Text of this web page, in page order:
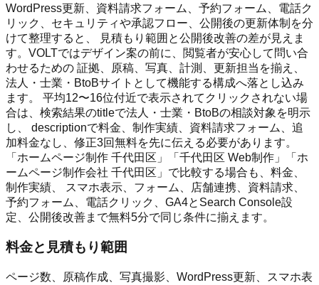
WordPress更新、資料請求フォーム、予約フォーム、電話ク
リック、セキュリティや承認フロー、公開後の更新体制を分
けて整理すると、 見積もり範囲と公開後改善の差が見えま
す。VOLTではデザイン案の前に、閲覧者が安心して問い合
わせるための 証拠、原稿、写真、計測、更新担当を揃え、
法人・士業・BtoBサイトとして機能する構成へ落とし込み
ます。 平均12〜16位付近で表示されてクリックされない場
合は、検索結果のtitleで法人・士業・BtoBの相談対象を明示
し、 descriptionで料金、制作実績、資料請求フォーム、追
加料金なし、修正3回無料を先に伝える必要があります。
「ホームページ制作 千代田区」「千代田区 Web制作」「ホ
ームページ制作会社 千代田区」で比較する場合も、料金、
制作実績、 スマホ表示、フォーム、店舗連携、資料請求、
予約フォーム、電話クリック、GA4とSearch Console設
定、公開後改善まで無料5分で同じ条件に揃えます。
料金と見積もり範囲
ページ数、原稿作成、写真撮影、WordPress更新、スマホ表